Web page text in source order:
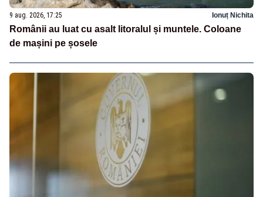
9 aug. 2026, 17:25 Ionuț Nichita
Românii au luat cu asalt litoralul și muntele. Coloane
de mașini pe șosele